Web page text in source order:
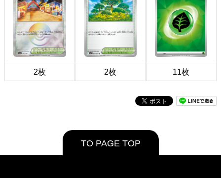
2枚 2枚 11枚
TO PAGE TOP